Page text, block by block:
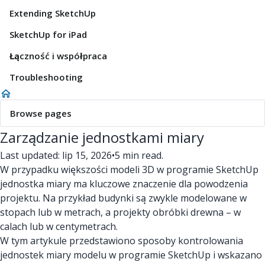
Extending SketchUp
SketchUp for iPad
Łączność i współpraca
Troubleshooting
Browse pages
Zarządzanie jednostkami miary
Last updated: lip 15, 2026•5 min read.
W przypadku większości modeli 3D w programie SketchUp
jednostka miary ma kluczowe znaczenie dla powodzenia
projektu. Na przykład budynki są zwykle modelowane w
stopach lub w metrach, a projekty obróbki drewna – w
calach lub w centymetrach.
W tym artykule przedstawiono sposoby kontrolowania
jednostek miary modelu w programie SketchUp i wskazano